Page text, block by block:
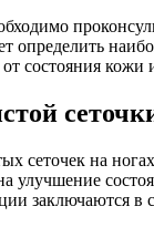
определить
от состояния
сеточек на
улучшение
заключаются в